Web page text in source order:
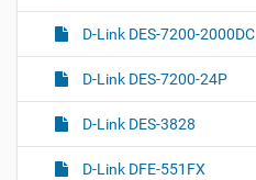
D-Link DES-7200-2000DC
D-Link DES-7200-24P
D-Link DES-3828
D-Link DFE-551FX